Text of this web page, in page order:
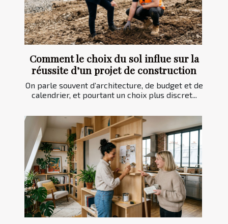
Comment le choix du sol influe sur la
réussite d’un projet de construction
On parle souvent d’architecture, de budget et de
calendrier, et pourtant un choix plus discret...